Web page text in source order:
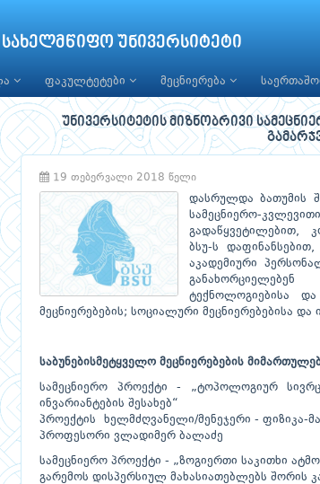
უნივერსიტეტი
ფაკულტეტები მეცნიერება
უნივერსიტეტის მიზნობრივი
19 თებერვალი 2018 წელი
დასრულდა ბათუმის
სამეცნიერო-
გადაწყვეტილებით,
ბსუ-ს
აკადემიური
განახორციელებენ
ტექნოლოგიებისა
მეცნიერებების; სოციალური მეცნიერებებისა
საბუნებისმეტყველო მეცნიერებების
სამეცნიერო პროექტი - „ტოპოლოგიურ
ინვარიანტების შესახებ“
პროექტის ხელმძღვანელი/მენეჯერი - ფიზიკა-
პროფესორი ვლადიმერ ბალაძე
სამეცნიერო პროექტი - „ზოგიერთი საკითხი
გარემოს დისპერსიულ მახასიათებლებს შორის